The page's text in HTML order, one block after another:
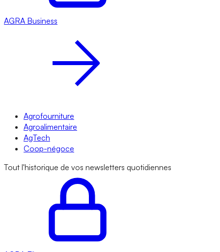
AGRA Business
Agrofourniture
Agroalimentaire
AgTech
Coop-négoce
Tout l'historique de vos newsletters quotidiennes